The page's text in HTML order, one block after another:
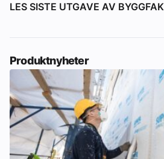
LES SISTE UTGAVE AV
Produktnyheter